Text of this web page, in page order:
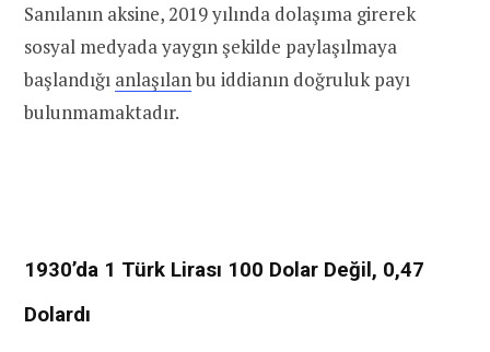
Sanılanın aksine, 2019 yılında dolaşıma girerek
sosyal medyada yaygın şekilde paylaşılmaya
başlandığı anlaşılanbu iddianın doğruluk payı
bulunmamaktadır.
1930’da 1 Türk Lirası 100 Dolar Değil, 0,47
Dolardı